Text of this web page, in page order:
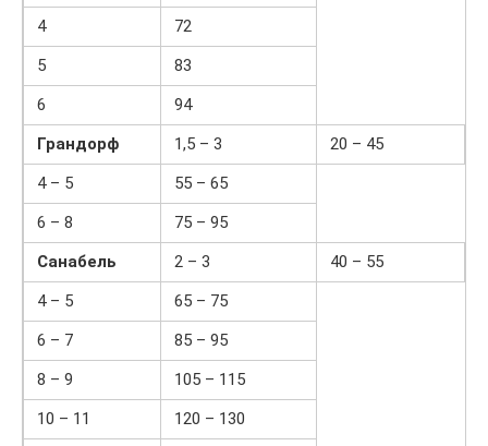
4
72
5
83
6
94
Грандорф
1,5 – 3
20 – 45
4 – 5
55 – 65
6 – 8
75 – 95
Санабель
2 – 3
40 – 55
4 – 5
65 – 75
6 – 7
85 – 95
8 – 9
105 – 115
10 – 11
120 – 130